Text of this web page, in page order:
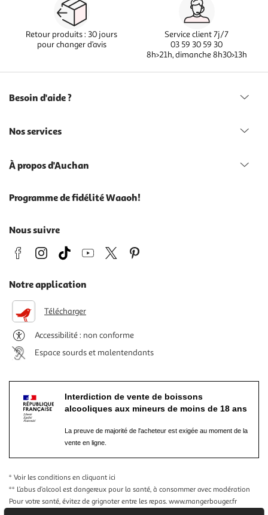
Retour produits : 30 jours
pour changer d’avis
Service client 7j/7
03 59 30 59 30
8h>21h, dimanche 8h30>13h
Besoin d'aide ?
Nos services
À propos d'Auchan
Programme de fidélité Waaoh!
Nous suivre
Notre application
Télécharger
Accessibilité : non conforme
Espace sourds et malentendants
Interdiction de vente de boissons
alcooliques aux mineurs de moins de 18 ans
La preuve de majorité de l'acheteur est exigée au moment de la
vente en ligne.
* Voir les conditions en cliquant ici
** L’abus d’alcool est dangereux pour la santé, à consommer avec modération
Pour votre santé, évitez de grignoter entre les repas. www.mangerbouger.fr